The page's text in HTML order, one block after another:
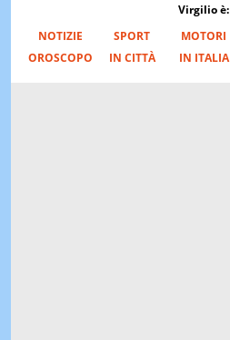
Virgilio è:
NOTIZIE
SPORT MOTORI
OROSCOPO
IN CITTÀ IN ITALIA